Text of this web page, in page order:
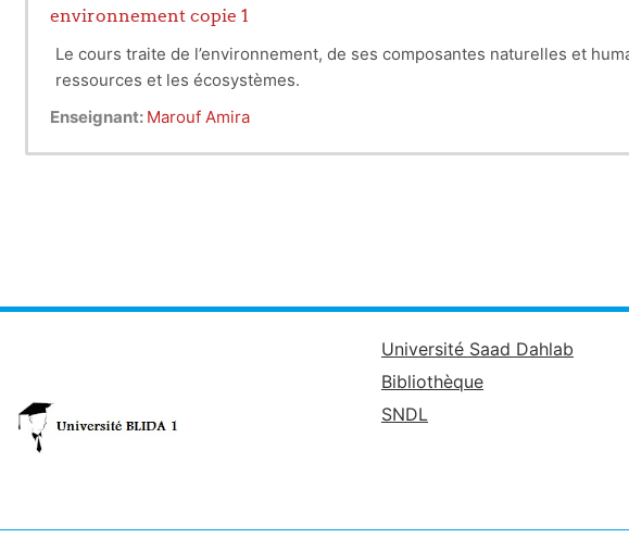
environnement copie 1
Le cours traite de l’environnement, de ses composantes naturelles et
ressources et les écosystèmes.
Enseignant: Marouf Amira
Université Saad Dahlab
Bibliothèque
SNDL